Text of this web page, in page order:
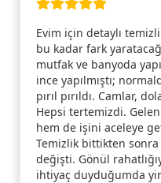
Evim için detaylı
bu kadar fark
mutfak ve banyoda
ince yapılmıştı;
pırıl pırıldı. Camlar,
Hepsi tertemizdi.
hem de işini aceleye
Temizlik bittikten
değişti. Gönül
ihtiyaç duyduğumda